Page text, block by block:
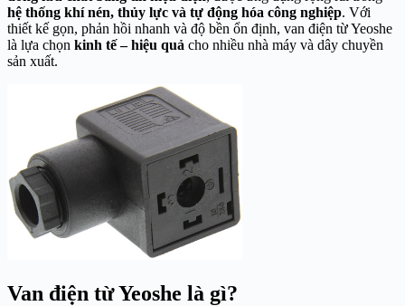
hệ thống khí nén, thủy lực và tự động hóa công nghiệp. Với
thiết kế gọn, phản hồi nhanh và độ bền ổn định, van điện từ Yeoshe
là lựa chọn kinh tế – hiệu quả cho nhiều nhà máy và dây chuyền
sản xuất.
Van điện từ Yeoshe là gì?